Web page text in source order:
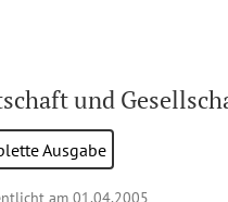
und
Ausgabe
am 01.04.2005